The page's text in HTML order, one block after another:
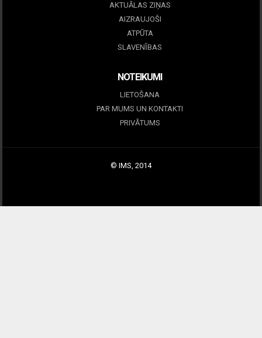
AKTUĀLAS ZIŅAS
AIZRAUJOŠI
ATPŪTA
SLAVENĪBAS
NOTEIKUMI
LIETOŠANA
PAR MUMS UN KONTAKTI
PRIVĀTUMS
© IMS, 2014